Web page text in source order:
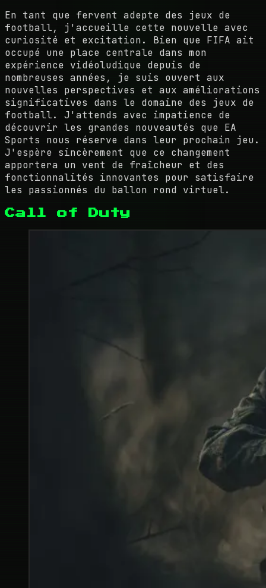
En tant que fervent adepte des jeux de
football, j'accueille cette nouvelle avec
curiosité et excitation. Bien que FIFA ait
occupé une place centrale dans mon
expérience vidéoludique depuis de
nombreuses années, je suis ouvert aux
nouvelles perspectives et aux améliorations
significatives dans le domaine des jeux de
football. J'attends avec impatience de
découvrir les grandes nouveautés que EA
Sports nous réserve dans leur prochain jeu.
J'espère sincèrement que ce changement
apportera un vent de fraîcheur et des
fonctionnalités innovantes pour satisfaire
les passionnés du ballon rond virtuel.
Call of Duty